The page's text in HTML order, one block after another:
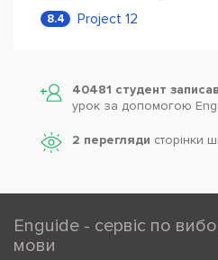
8.4 Project 12
40481 студент
урок за допомогою
2 перегляди сторінки
Enguide - сервіс по
мови